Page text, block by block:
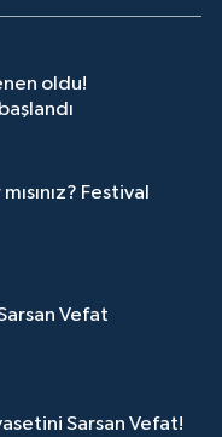
oldu!
Festival
Vefat
Sarsan Vefat!